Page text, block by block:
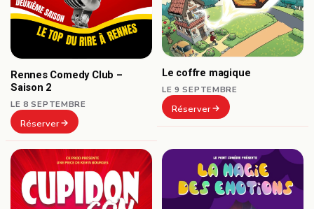
Rennes Comedy Club –
Saison 2
LE 8 SEPTEMBRE
Réserver
Le coffre magique
LE 9 SEPTEMBRE
Réserver